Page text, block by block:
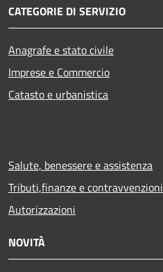
CATEGORIE DI SERVIZIO
Anagrafe e stato civile
Imprese e Commercio
Catasto e urbanistica
Salute, benessere e assistenza
Tributi,finanze e contravvenzioni
Autorizzazioni
NOVITÀ